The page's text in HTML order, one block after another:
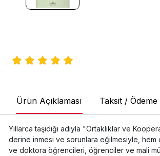
Ürün Açıklaması Taksit /
Yıllarca taşıdığı adıyla "Ortaklıklar ve
derine inmesi ve sorunlara eğilmesiyle, hem
ve doktora öğrencileri, öğrenciler ve mali